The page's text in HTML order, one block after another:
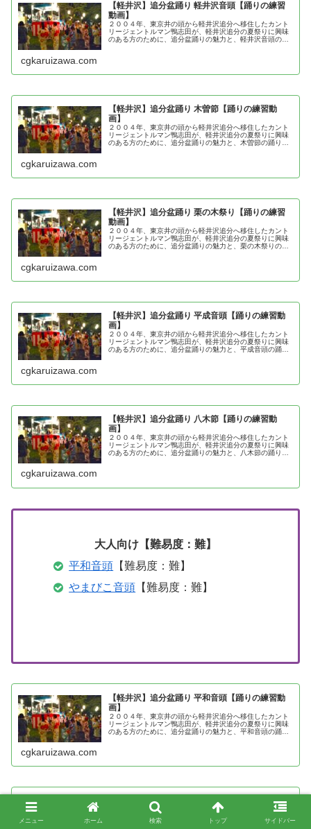
【軽井沢】追分盆踊り 軽井沢音頭【踊りの練習
動画】
２００４年、東京井の頭から軽井沢追分へ移住したカント
リージェントルマン鴨志田が、軽井沢追分の夏祭りに興味
のある方のために、追分盆踊りの魅力と、軽井沢音頭の踊
cgkaruizawa.com
【軽井沢】追分盆踊り 木曽節【踊りの練習動
画】
２００４年、東京井の頭から軽井沢追分へ移住したカント
リージェントルマン鴨志田が、軽井沢追分の夏祭りに興味
のある方のために、追分盆踊りの魅力と、木曽節の踊り方
cgkaruizawa.com
【軽井沢】追分盆踊り 栗の木祭り【踊りの練習
動画】
２００４年、東京井の頭から軽井沢追分へ移住したカント
リージェントルマン鴨志田が、軽井沢追分の夏祭りに興味
のある方のために、追分盆踊りの魅力と、栗の木祭りの踊
cgkaruizawa.com
【軽井沢】追分盆踊り 平成音頭【踊りの練習動
画】
２００４年、東京井の頭から軽井沢追分へ移住したカント
リージェントルマン鴨志田が、軽井沢追分の夏祭りに興味
のある方のために、追分盆踊りの魅力と、平成音頭の踊り
cgkaruizawa.com
【軽井沢】追分盆踊り 八木節【踊りの練習動
画】
２００４年、東京井の頭から軽井沢追分へ移住したカント
リージェントルマン鴨志田が、軽井沢追分の夏祭りに興味
のある方のために、追分盆踊りの魅力と、八木節の踊り方
cgkaruizawa.com
大人向け【難易度：難】
平和音頭 【難易度：難】
やまびこ音頭 【難易度：難】
【軽井沢】追分盆踊り 平和音頭【踊りの練習動
画】
２００４年、東京井の頭から軽井沢追分へ移住したカント
リージェントルマン鴨志田が、軽井沢追分の夏祭りに興味
のある方のために、追分盆踊りの魅力と、平和音頭の踊り
cgkaruizawa.com
【軽井沢】追分盆踊り やまびこ音頭【踊りの練
２００４年、東京井の頭から軽井沢追分へ移住したカント
メニュー ホーム 検索 トップ サイドバー